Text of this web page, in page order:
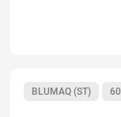
BLUMAQ (ST)